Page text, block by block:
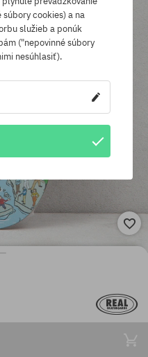
cookies) a na
služieb a ponúk
("nepovinné súbory
nesúhlasiť).